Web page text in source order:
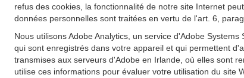
refus des cookies, la fonctionnalité de notre site Internet
données personnelles sont traitées en vertu de l'art. 6,
Nous utilisons Adobe Analytics, un service d'Adobe
qui sont enregistrés dans votre appareil et qui permettent
transmises aux serveurs d'Adobe en Irlande, où elles sont
utilise ces informations pour évaluer votre utilisation du site